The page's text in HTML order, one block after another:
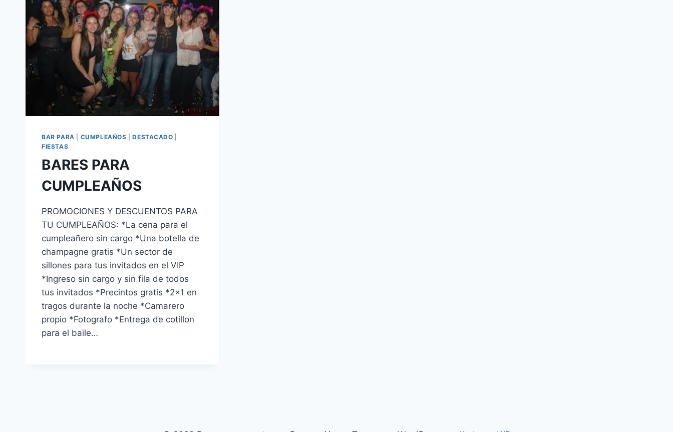
BAR PARA CUMPLEAÑOS |DESTACADO
FIESTAS
BARES PARA
CUMPLEAÑOS
PROMOCIONES Y DESCUENTOS PARA
TU CUMPLEAÑOS: *La cena para el
cumpleañero sin cargo *Una botella de
champagne gratis *Un sector de
sillones para tus invitados en el VIP
*Ingreso sin cargo y sin fila de todos
tus invitados *Precintos gratis *2×1 en
tragos durante la noche *Camarero
propio *Fotografo *Entrega de cotillon
para el baile…